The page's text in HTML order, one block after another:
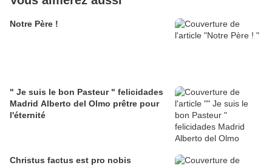
Notre Père !
" Je suis le bon Pasteur " felicidades
Madrid Alberto del Olmo prêtre pour
l'éternité
Christus factus est pro nobis